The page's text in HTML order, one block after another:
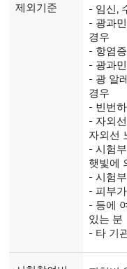
제외기준
- 임신,
- 광과
경우
- 항염
- 광과
- 광 알
경우
- 빈번
- 자외
자외선
- 시험
햇빛에
- 시험
- 피부
- 등에
있는 분
- 타 기